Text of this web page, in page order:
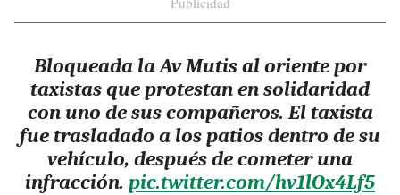
Bloqueada la Av Mutis al oriente por
taxistas que protestan en solidaridad
con uno de sus compañeros. El taxista
fue trasladado a los patios dentro de su
vehículo, después de cometer una
infracción. pic.twitter.com/hv1lOx4Lf5